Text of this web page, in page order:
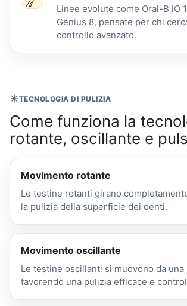
Linee evolute come Oral-B iO
Genius 8, pensate per chi
controllo avanzato.
TECNOLOGIA DI PULIZIA
Come funziona la
rotante, oscillante e
Movimento rotante
Le testine rotanti girano
la pulizia della superficie dei denti.
Movimento oscillante
Le testine oscillanti si muovono da
favorendo una pulizia efficace e